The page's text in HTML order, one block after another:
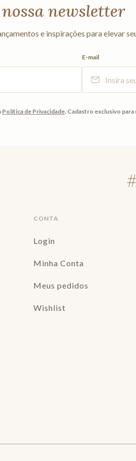
newsletter
e inspirações para elevar
E-mail
Política de Privacidade. Cadastro exclusivo para
CONTA
Login
Minha Conta
Meus pedidos
Wishlist